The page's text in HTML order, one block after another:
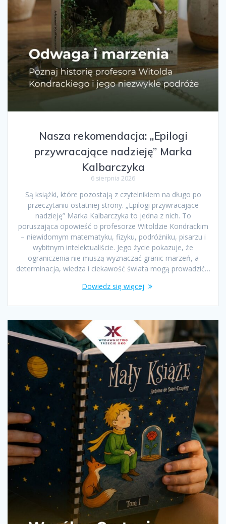
Nasza rekomendacja: „Epilogi
przywracające nadzieję” Marka
Kalbarczyka
6 sierpnia 2026
Są książki, które pozostają z czytelnikiem na długo po
przeczytaniu ostatniej strony. „Epilogi przywracające
nadzieję” Marka Kalbarczyka to jedna z nich. To
poruszająca opowieść o profesorze Witoldzie Kondrackim
– niewidomym matematyku, fizyku, podróżniku, pisarzu i
wybitnym intelektualiście. Jego życie pokazuje, że
ograniczenia nie muszą wyznaczać granic marzeń, a
determinacja, wiedza i ciekawość świata mogą prowadzić…
Dowiedz się więcej